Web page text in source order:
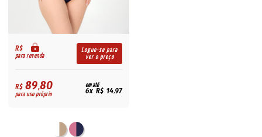
R$
para revenda
Logue-se para
ver o preço
R$89,80
para uso próprio
em até
6x R$ 14,97